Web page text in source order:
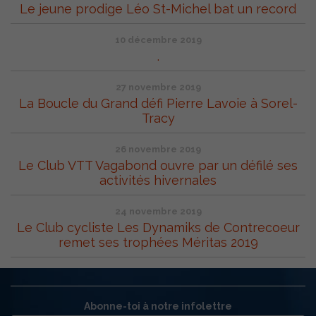
Le jeune prodige Léo St-Michel bat un record
10 décembre 2019
.
27 novembre 2019
La Boucle du Grand défi Pierre Lavoie à Sorel-
Tracy
26 novembre 2019
Le Club VTT Vagabond ouvre par un défilé ses
activités hivernales
24 novembre 2019
Le Club cycliste Les Dynamiks de Contrecoeur
remet ses trophées Méritas 2019
Abonne-toi à notre infolettre